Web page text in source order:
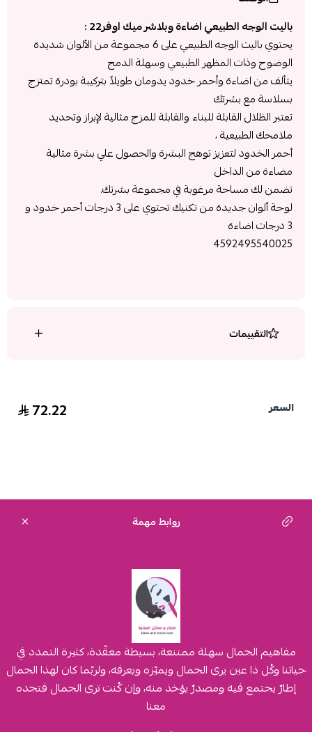
باليت الوجه الطبيعي اضاءة وبلاشر ميك اوفر22 :
يحتوي باليت الوجه الطبيعي على 6 مجموعة من الألوان شديدة
الوضوح وذات المظهر الطبيعي وسهلة الدمج
يتألف من اضاءة وأحمر خدود يدومان طويلاً بتركيبة بودرة تمتزج
بسلاسة مع بشرتك
تعتبر الظلال القابلة للبناء والقابلة للمزج مثالية لإبراز وتحديد
ملامحك الطبيعية ،
أحمر الخدود لتعزيز توهج البشرة والحصول علي بشرة مثالية
مضاءة من الداخل
تضمن لك مساحة مرغوبة في مجموعة بشرتك.
لوحة ألوان جديدة من تكنيك تحتوي على 3 درجات أحمر خدود و
3 درجات اضاءة
4592495540025
التقييمات
السعر 72.22
روابط مهمة
مفاهيم الجمال سهلة ممتنعة، بسيطة معقّدة، كثيرة التمدد في
حياتنا وكُل ذا عين يرى الجمال ويميّزه ويعرفه، ولربّما كان لهذا الجمال
إطارٌ يجتمع فيه ومصدرٌ يؤخذ منه، وإن كُنت ترى الجمال فتجده
معنا